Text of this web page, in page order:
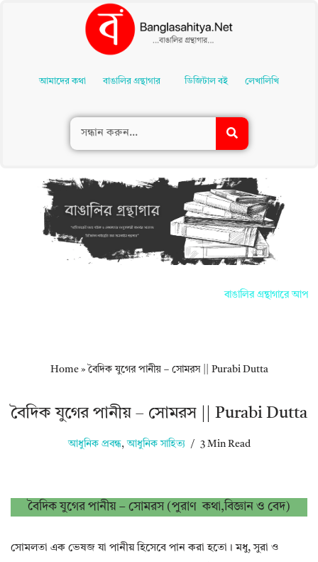
Contentআমাদের কথা বাঙালির গ্রন্থাগার ডিজিটাল বই লেখালিখি
বাঙালির গ্রন্থাগারে
Home» বৈদিক যুগের পানীয় – সোমরস || Purabi Dutta
বৈদিক যুগের পানীয় – সোমরস || Purabi Dutta
আধুনিক প্রবন্ধ, আধুনিক সাহিত্য 3 Min Read
বৈদিক যুগের পানীয় – সোমরস (পুরাণ কথা,বিজ্ঞান ও বেদ)
সোমলতা এক ভেষজ যা পানীয় হিসেবে পান করা হতো। মধু, সুরা ও